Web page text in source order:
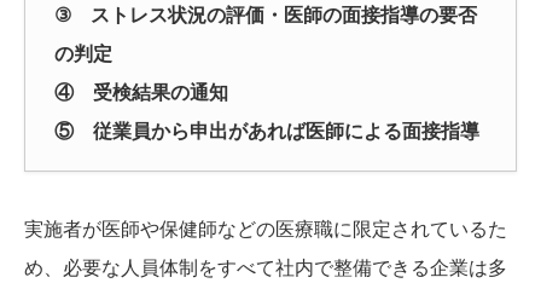
③ ストレス状況の評価・医師の面接指導の要否
の判定
④ 受検結果の通知
⑤ 従業員から申出があれば医師による面接指導
実施者が医師や保健師などの医療職に限定されているた
め、必要な人員体制をすべて社内で整備できる企業は多